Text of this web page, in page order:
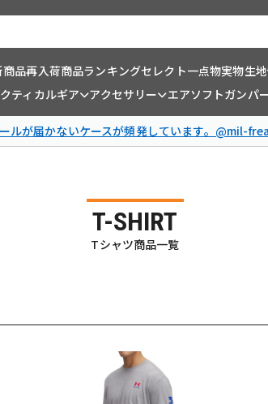
商品再入荷商品ランキングセレクト一点物実物生
ティカルギア アクセサリー エアソフトガンパ
ルが届かないケースが頻発しています。@mil-
T-SHIRT
Tシャツ商品一覧